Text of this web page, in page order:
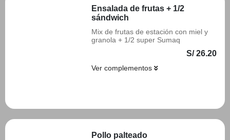
Ensalada de frutas + 1/2
sándwich
Mix de frutas de estación con miel y
granola + 1/2 super Sumaq
S/ 26.20
Ver complementos
Pollo palteado